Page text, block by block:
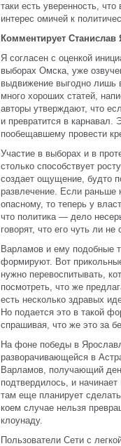
таки есть уверенность,
интерес омичей к
Комментирует Станислав
Я согласен с оценкой
выборах Омска, уже
выдвижение выгодно лишь
много хороших статей,
авторы утверждают, что
и превратится в
пообещавшему провести
Участие в выборах и в
столько способствует
создает ощущение, будто
развлечение. Если раньше
опасному, то теперь у
что политика — дело
говорят, что его чуть ли
Варламов и ему подобные
формируют. Вот
нужно перевоспитывать,
посмотреть, что же
есть несколько здравых
Но подается это в такой
спрашивая, что же это за
На фоне победы в
разворачивающейся в
Варламов, получающий
подтвердилось, и
там еще планирует
коем случае нельзя
клоунаду.
Пользователи Сети с